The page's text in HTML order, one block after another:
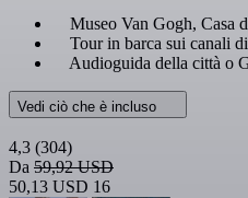
Museo Van Gogh, Casa
Tour in barca sui canali
Audioguida della città o
Vedi ciò che è incluso
4,3 (304)
Da 59,92 USD
50,13 USD 16